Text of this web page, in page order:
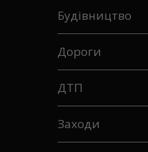
Будівництво
Дороги
ДТП
Заходи